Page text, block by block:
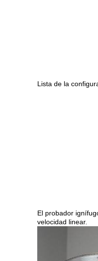
Lista de la
El probador
velocidad linear.